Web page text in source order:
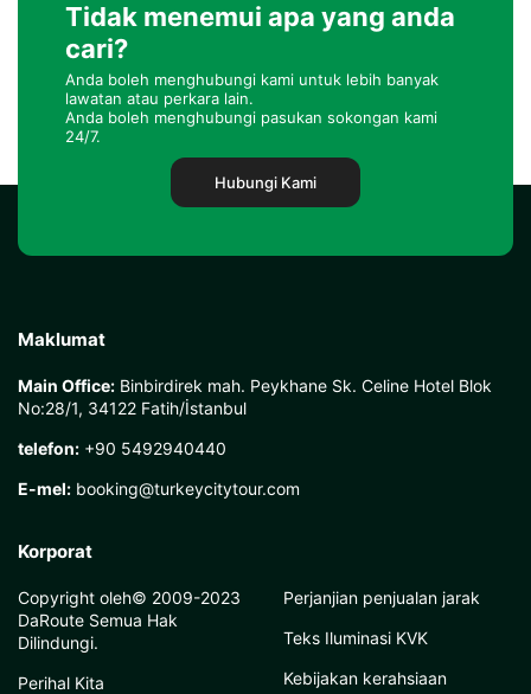
Tidak menemui apa yang anda
cari?
Anda boleh menghubungi kami untuk lebih banyak
lawatan atau perkara lain.
Anda boleh menghubungi pasukan sokongan kami
24/7.
Hubungi Kami
Maklumat
Main Office: Binbirdirek mah. Peykhane Sk. Celine Hotel Blok
No:28/1, 34122 Fatih/İstanbul
telefon: +90 5492940440
E-mel: booking@turkeycitytour.com
Korporat
Copyright oleh© 2009-2023
DaRoute Semua Hak
Dilindungi.
Perihal Kita
Perjanjian penjualan jarak
Teks Iluminasi KVK
Kebijakan kerahsiaan